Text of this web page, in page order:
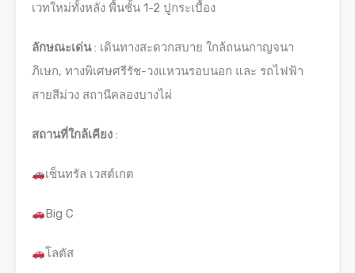
เวทใหม่ทั้งหลัง พื้นชั้น 1-2 ปูกระเบื้อง
ลักษณะเด่น: เดินทางสะดวกสบาย ใกล้ถนนกาญจนา
ภิเษก, ทางพิเศษศรีรัช-วงแหวนรอบนอก และ รถไฟฟ้า
สายสีม่วง สถานีคลองบางไผ่
สถานที่ใกล้เคียง :
เซ็นทรัล เวสต์เกต
Big C
โลตัส